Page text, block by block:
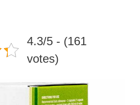
4.3/5 - (161
votes)